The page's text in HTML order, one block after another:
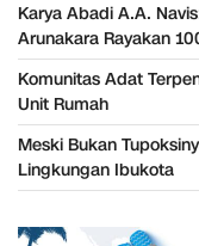
Karya Abadi A.A.
Arunakara Rayakan
Komunitas Adat
Unit Rumah
Meski Bukan
Lingkungan Ibukota